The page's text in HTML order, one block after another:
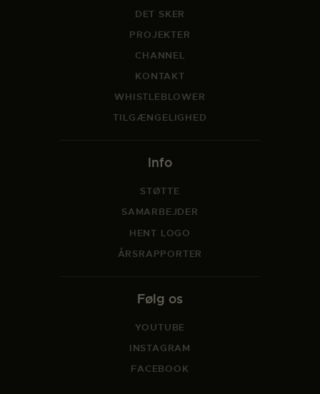
DET SKER
PROJEKTER
CHANNEL
KONTAKT
WHISTLEBLOWER
TILGÆNGELIGHED
Info
STØTTE
SAMARBEJDER
HENT LOGO
ÅRSRAPPORTER
Følg os
YOUTUBE
INSTAGRAM
FACEBOOK